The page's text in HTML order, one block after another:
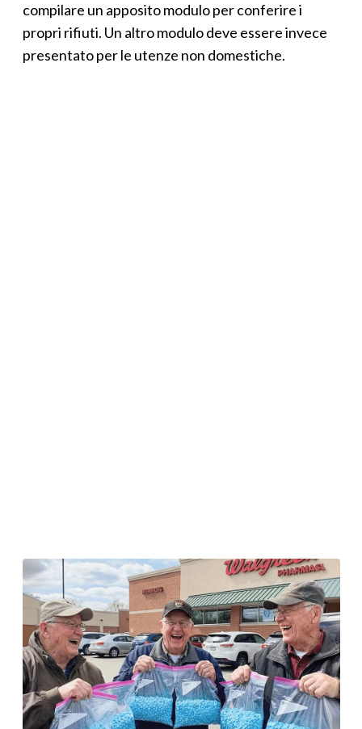
compilare un apposito modulo per conferire i
propri rifiuti. Un altro modulo deve essere invece
presentato per le utenze non domestiche.